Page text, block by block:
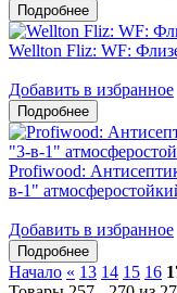
Wellton Fliz: WF:
Добавить в избранное
Profiwood:
в-1"
Добавить в избранное
Начало « 13 14 15 16